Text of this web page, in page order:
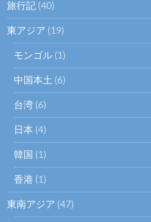
旅行記 (40)
東アジア (19)
モンゴル (1)
中国本土 (6)
台湾 (6)
日本 (4)
韓国 (1)
香港 (1)
東南アジア (47)